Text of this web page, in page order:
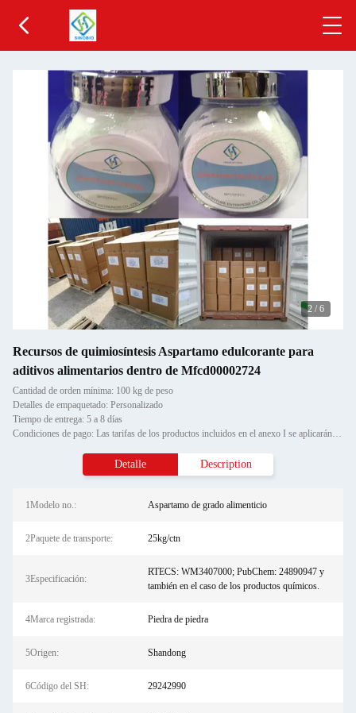
2 / 6
Recursos de quimiosíntesis Aspartamo edulcorante para
aditivos alimentarios dentro de Mfcd00002724
Cantidad de orden mínima: 100 kg de peso
Detalles de empaquetado: Personalizado
Tiempo de entrega: 5 a 8 días
Condiciones de pago: Las tarifas de los productos incluidos en el anexo I se aplicarán a los productos incluidos en el an
Detalle Description
1Modelo no.: Aspartamo de grado alimenticio
2Paquete de transporte: 25kg/ctn
3Especificación:
RTECS: WM3407000; PubChem: 24890947 y
también en el caso de los productos químicos.
4Marca registrada: Piedra de piedra
5Origen: Shandong
6Código del SH: 29242990